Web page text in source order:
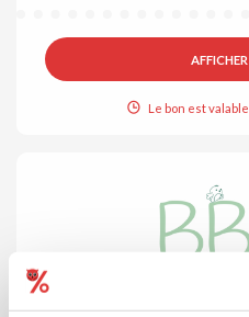
Le bon est